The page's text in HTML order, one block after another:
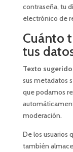
contraseña, tu
electrónico de
Cuánto
tus
Texto
sus metadatos
que podamos
moderación.
De los usuarios
también